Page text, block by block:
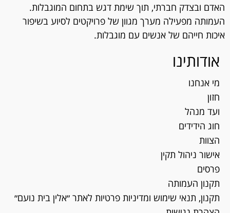
האדם ובצדק חברתי, תוך שימת דגש בתחום המוגבלות.
העמותה מפעילה מערך מגוון של פרויקטים לסיוע בשיפור
איכות חייהם של אנשים עם מוגבלות.
אודותינו
מי אנחנו
חזון
ועד מנהל
חוג הידידים
הצוות
אישור ניהול תקין
פרסים
תקנון העמותה
תקנון, תנאי שימוש ומדיניות פרטיות לאתר ״אלין בית נועם״